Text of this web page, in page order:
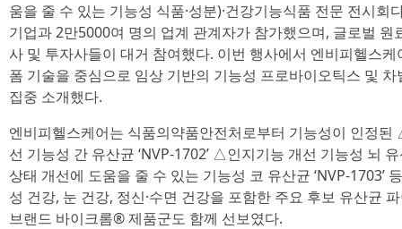
움을 줄 수 있는 기능성 식품·성분)·건강기능식품 전문 전시
기업과 2만5000여 명의 업계 관계자가 참가했으며, 글로벌
사 및 투자사들이 대거 참여했다. 이번 행사에서 엔비피헬스
폼 기술을 중심으로 임상 기반의 기능성 프로바이오틱스 및
집중 소개했다.
엔비피헬스케어는 식품의약품안전처로부터 기능성이 인정
선 기능성 간 유산균 ‘NVP-1702’ △인지기능 개선 기능성 뇌
상태 개선에 도움을 줄 수 있는 기능성 코 유산균 ‘NVP-1703’
성 건강, 눈 건강, 정신·수면 건강을 포함한 주요 후보 유산균
브랜드 바이크롬® 제품군도 함께 선보였다.